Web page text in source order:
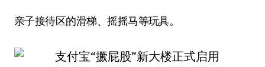
亲子接待区的滑梯、摇摇马等玩具。